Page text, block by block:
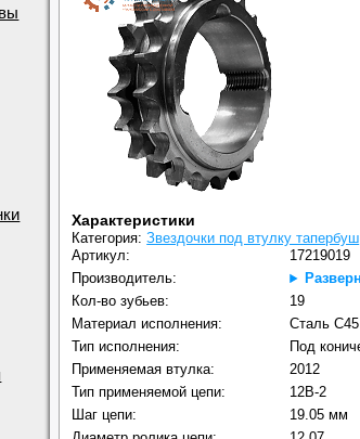
Характеристики
Категория:Звездочки под втулку тапербуш
Артикул:
17219019
Производитель:
Кол-во зубьев:
19
Материал исполнения:
Сталь C45
Тип исполнения:
Под
Применяемая втулка:
2012
Тип применяемой цепи:
12B-2
Шаг цепи:
19.05 мм